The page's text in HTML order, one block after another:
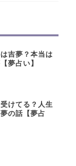
吉夢？本当は
夢占い】
けてる？人生
の話【夢占